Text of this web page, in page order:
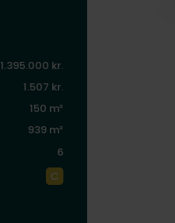
1.395.000 kr.
1.507 kr.
150 m²
939 m²
6